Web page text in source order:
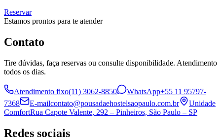
Reservar
Estamos prontos para te atender
Contato
Tire dúvidas, faça reservas ou consulte disponibilidade. Atendimento
todos os dias.
Atendimento fixo(11) 3062-8850 WhatsApp+55 11 95797-
7368
E-mailcontato@pousadaehostelsaopaulo.com.br
Unidade
ComfortRua Capote Valente, 292 – Pinheiros, São Paulo – SP
Redes sociais